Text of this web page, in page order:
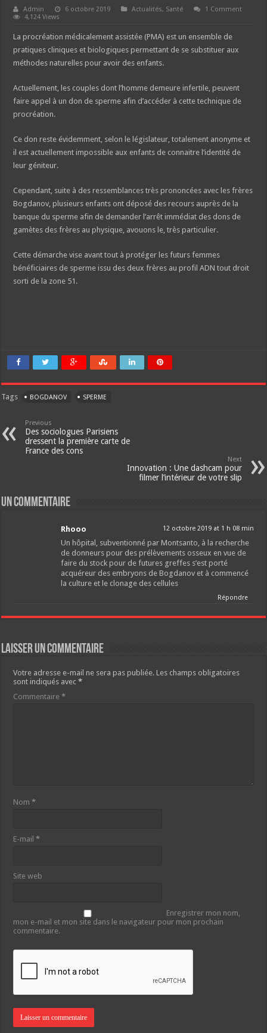
Admin 6 octobre 2019 Actualités, Santé
1 Comment
4,124 Views
La procréation médicalement assistée (PMA) est un ensemble de
pratiques cliniques et biologiques permettant de se substituer aux
méthodes naturelles pour avoir des enfants.
Actuellement, les couples dont l’homme demeure infertile, peuvent
faire appel à un don de sperme afin d’accéder à cette technique de
procréation.
Ce don reste évidemment, selon le législateur, totalement anonyme et
il est actuellement impossible aux enfants de connaitre l’identité de
leur géniteur.
Cependant, suite à des ressemblances très prononcées avec les frères
Bogdanov, plusieurs enfants ont déposé des recours auprès de la
banque du sperme afin de demander l’arrêt immédiat des dons de
gamètes des frères au physique, avouons le, très particulier.
Cette démarche vise avant tout à protéger les futurs femmes
bénéficiaires de sperme issu des deux frères au profil ADN tout droit
sorti de la zone 51.
Tags BOGDANOV SPERME
Previous
Des sociologues Parisiens
dressent la première carte de
France des cons
Next
Innovation : Une dashcam pour
filmer l’intérieur de votre slip
Un commentaire
Rhooo 12 octobre 2019 at 1 h 08 min
Un hôpital, subventionné par Montsanto, à la recherche
de donneurs pour des prélèvements osseux en vue de
faire du stock pour de futures greffes s’est porté
acquéreur des embryons de Bogdanov et à commencé
la culture et le clonage des cellules
Répondre
Laisser un commentaire
Votre adresse e-mail ne sera pas publiée. Les champs obligatoires
sont indiqués avec*
Commentaire*
Nom*
E-mail*
Site web
Enregistrer mon nom,
mon e-mail et mon site dans le navigateur pour mon prochain
commentaire.